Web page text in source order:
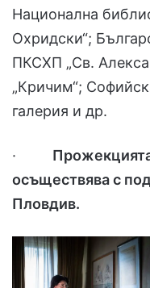
Национална
Охридски“;
ПКСХП „Св.
„Кричим“;
галерия и др.
·
осъществява с
Пловдив.